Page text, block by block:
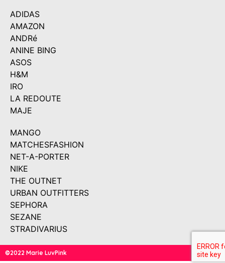
ADIDAS
AMAZON
ANDRé
ANINE BING
ASOS
H&M
IRO
LA REDOUTE
MAJE
MANGO
MATCHESFASHION
NET-A-PORTER
NIKE
THE OUTNET
URBAN OUTFITTERS
SEPHORA
SEZANE
STRADIVARIUS
©2022 Marie LuvPink